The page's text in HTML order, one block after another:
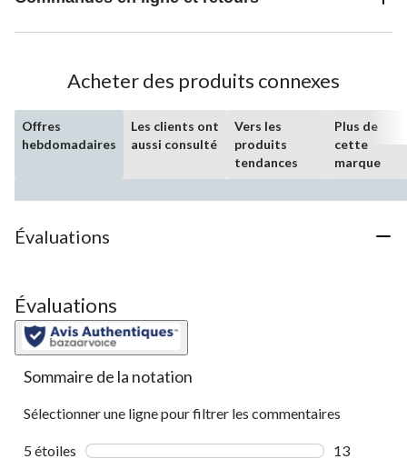
Acheter des produits connexes
Offres
hebdomadaires
Les clients ont
aussi consulté
Vers les
produits
tendances
Plus de
cette
marque
Évaluations
Évaluations
Sommaire de la notation
Sélectionner une ligne pour filtrer les commentaires
5 étoiles étoiles
13